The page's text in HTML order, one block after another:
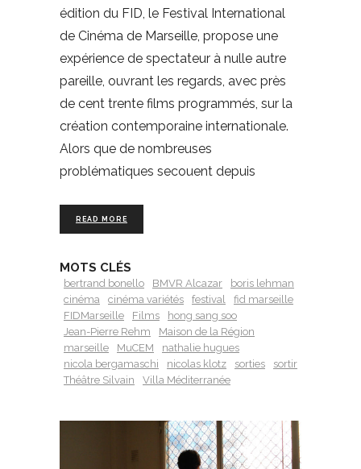
édition du FID, le Festival International
de Cinéma de Marseille, propose une
expérience de spectateur à nulle autre
pareille, ouvrant les regards, avec près
de cent trente films programmés, sur la
création contemporaine internationale.
Alors que de nombreuses
problématiques secouent depuis
READ MORE
MOTS CLÉS
bertrand bonello BMVR Alcazar
boris lehman
cinéma
cinéma variétés festival
fid marseille
FIDMarseille
Films
hong sang soo
Jean-Pierre Rehm
Maison de la Région
marseille
MuCEM
nathalie hugues
nicola bergamaschi
nicolas klotz sorties
sortir
Théâtre Silvain
Villa Méditerranée